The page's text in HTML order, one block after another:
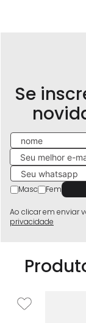
Se
Masc Fem
Ao clicar em enviar
privacidade